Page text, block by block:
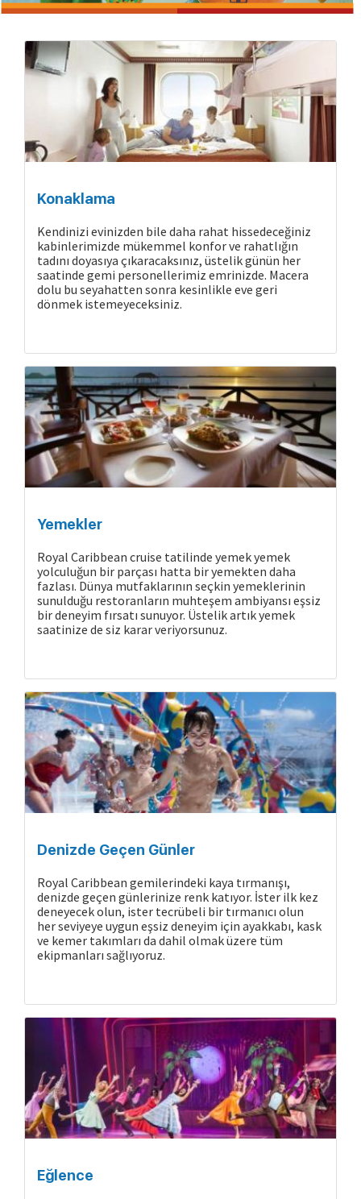
Konaklama
Kendinizi evinizden bile daha rahat hissedeceğiniz
kabinlerimizde mükemmel konfor ve rahatlığın
tadını doyasıya çıkaracaksınız, üstelik günün her
saatinde gemi personellerimiz emrinizde. Macera
dolu bu seyahatten sonra kesinlikle eve geri
dönmek istemeyeceksiniz.
Yemekler
Royal Caribbean cruise tatilinde yemek yemek
yolculuğun bir parçası hatta bir yemekten daha
fazlası. Dünya mutfaklarının seçkin yemeklerinin
sunulduğu restoranların muhteşem ambiyansı eşsiz
bir deneyim fırsatı sunuyor. Üstelik artık yemek
saatinize de siz karar veriyorsunuz.
Denizde Geçen Günler
Royal Caribbean gemilerindeki kaya tırmanışı,
denizde geçen günlerinize renk katıyor. İster ilk kez
deneyecek olun, ister tecrübeli bir tırmanıcı olun
her seviyeye uygun eşsiz deneyim için ayakkabı, kask
ve kemer takımları da dahil olmak üzere tüm
ekipmanları sağlıyoruz.
Eğlence